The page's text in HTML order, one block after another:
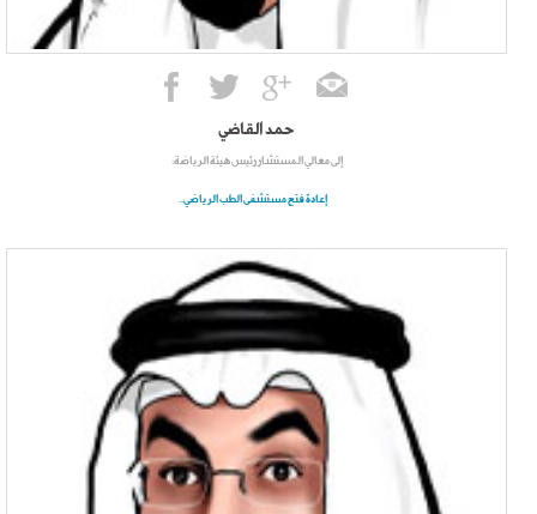
حمد القاضي
إلى معالي المستشار رئيس هيئة الرياضة:
إعادة فتح مستشفى الطب الرياضي..